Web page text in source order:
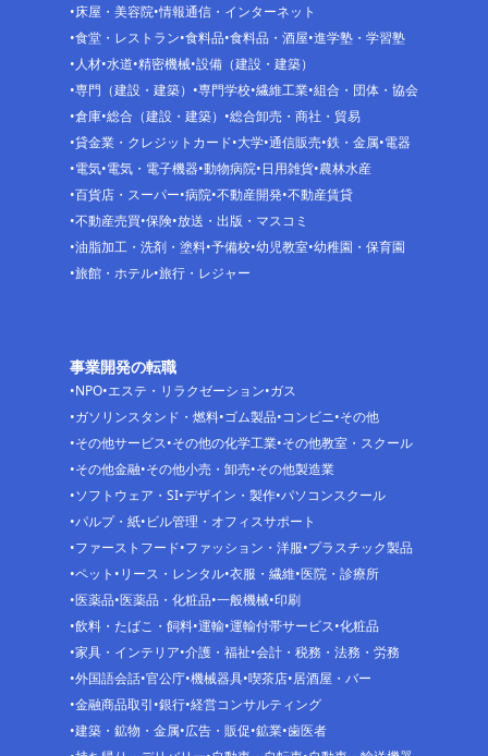
床屋・美容院 情報通信・インターネット
食堂・レストラン 食料品 食料品・酒屋 進学塾・学習塾
人材 水道 精密機械 設備（建設・建築）
専門（建設・建築）
専門学校 繊維工業 組合・団体・協会
倉庫 総合（建設・建築）
総合卸売・商社・貿易
貸金業・クレジットカード 大学 通信販売 鉄・金属 電器
電気 電気・電子機器 動物病院 日用雑貨 農林水産
百貨店・スーパー 病院 不動産開発 不動産賃貸
不動産売買 保険 放送・出版・マスコミ
油脂加工・洗剤・塗料 予備校 幼児教室 幼稚園・保育園
旅館・ホテル 旅行・レジャー
事業開発の転職
NPO エステ・リラクゼーション ガス
ガソリンスタンド・燃料 ゴム製品 コンビニ その他
その他サービス その他の化学工業 その他教室・スクール
その他金融 その他小売・卸売 その他製造業
ソフトウェア・SI デザイン・製作 パソコンスクール
パルプ・紙 ビル管理・オフィスサポート
ファーストフード ファッション・洋服 プラスチック製品
ペット リース・レンタル 衣服・繊維 医院・診療所
医薬品 医薬品・化粧品 一般機械 印刷
飲料・たばこ・飼料 運輸 運輸付帯サービス 化粧品
家具・インテリア 介護・福祉 会計・税務・法務・労務
外国語会話 官公庁 機械器具 喫茶店 居酒屋・バー
金融商品取引 銀行 経営コンサルティング
建築・鉱物・金属 広告・販促 鉱業 歯医者